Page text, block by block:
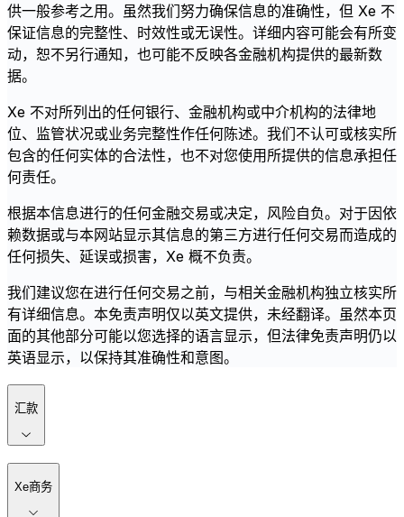
供一般参考之用。虽然我们努力确保信息的准确性，但 Xe 不
保证信息的完整性、时效性或无误性。详细内容可能会有所变
动，恕不另行通知，也可能不反映各金融机构提供的最新数
据。
Xe 不对所列出的任何银行、金融机构或中介机构的法律地
位、监管状况或业务完整性作任何陈述。我们不认可或核实所
包含的任何实体的合法性，也不对您使用所提供的信息承担任
何责任。
根据本信息进行的任何金融交易或决定，风险自负。对于因依
赖数据或与本网站显示其信息的第三方进行任何交易而造成的
任何损失、延误或损害，Xe 概不负责。
我们建议您在进行任何交易之前，与相关金融机构独立核实所
有详细信息。本免责声明仅以英文提供，未经翻译。虽然本页
面的其他部分可能以您选择的语言显示，但法律免责声明仍以
英语显示，以保持其准确性和意图。
汇款
Xe商务